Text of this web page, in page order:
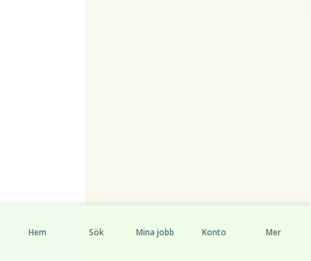
Hem Sök Mina jobb Konto Mer